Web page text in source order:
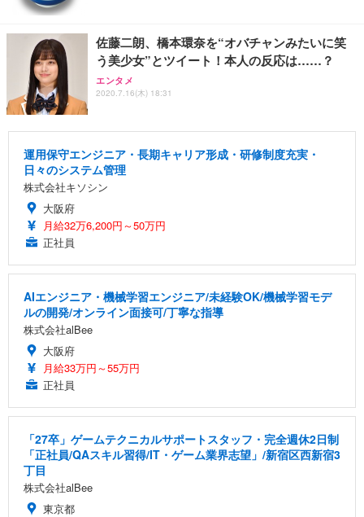
佐藤二朗、橋本環奈を“オバチャンみたいに笑
う美少女”とツイート！本人の反応は……？
エンタメ
2020.7.16(木) 18:31
運用保守エンジニア・長期キャリア形成・研修制度充実・
日々のシステム管理
株式会社キソシン
大阪府
月給32万6,200円～50万円
正社員
AIエンジニア・機械学習エンジニア/未経験OK/機械学習モデ
ルの開発/オンライン面接可/丁寧な指導
株式会社alBee
大阪府
月給33万円～55万円
正社員
「27卒」ゲームテクニカルサポートスタッフ・完全週休2日制
「正社員/QAスキル習得/IT・ゲーム業界志望」/新宿区西新宿3
丁目
株式会社alBee
東京都